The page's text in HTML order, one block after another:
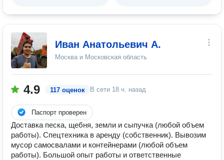
Иван Анатольевич А.
Москва и Московская область
4.9 117 оценок В сети 18 ч. назад
Паспорт проверен
Доставка песка, щебня, земли и сыпучка (любой объем
работы). Спецтехника в аренду (собственник). Вывозим
мусор самосвалами и контейнерами (любой объем
работы). Большой опыт работы и ответственные